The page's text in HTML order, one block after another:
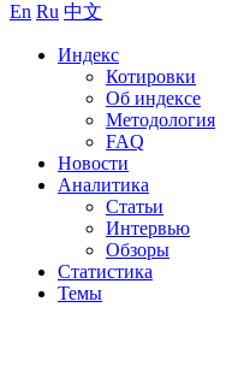
En Ru 中文
Индекс
Котировки
Об индексе
Методология
FAQ
Новости
Аналитика
Статьи
Интервью
Обзоры
Статистика
Темы